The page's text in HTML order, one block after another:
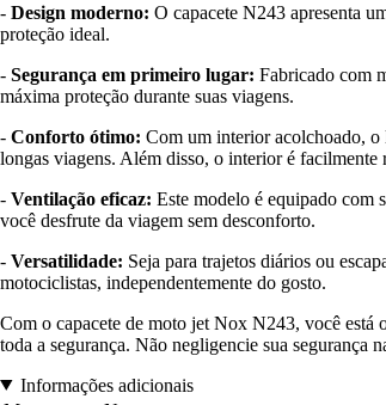
- Design moderno: O capacete N243 apresenta
proteção ideal.
- Segurança em primeiro lugar: Fabricado com
máxima proteção durante suas viagens.
- Conforto ótimo: Com um interior acolchoado, o
longas viagens. Além disso, o interior é
- Ventilação eficaz: Este modelo é equipado com
você desfrute da viagem sem desconforto.
- Versatilidade: Seja para trajetos diários ou
motociclistas, independentemente do gosto.
Com o capacete de moto jet Nox N243, você está
toda a segurança. Não negligencie sua segurança
Informações adicionais